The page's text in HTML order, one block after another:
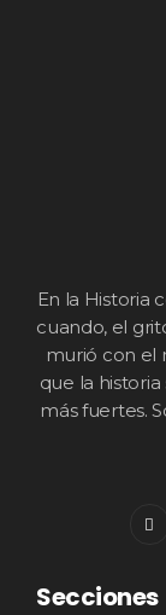
En la Historia
cuando, el
murió con el
que la
más fuertes.
Secciones